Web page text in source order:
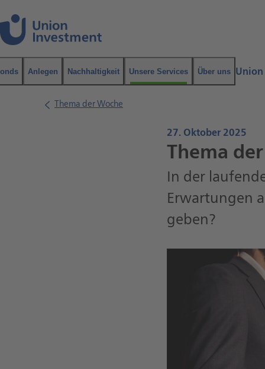
Navigation
InhaltAnlegen Nachhaltigkeit Unsere Services Über uns
Thema der Woche
27. Oktober 2025
Thema
In der
Erwartungen
geben?